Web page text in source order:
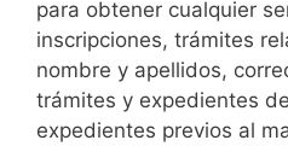
para obtener cualquier
inscripciones, trámites
nombre y apellidos,
trámites y expedientes
expedientes previos al